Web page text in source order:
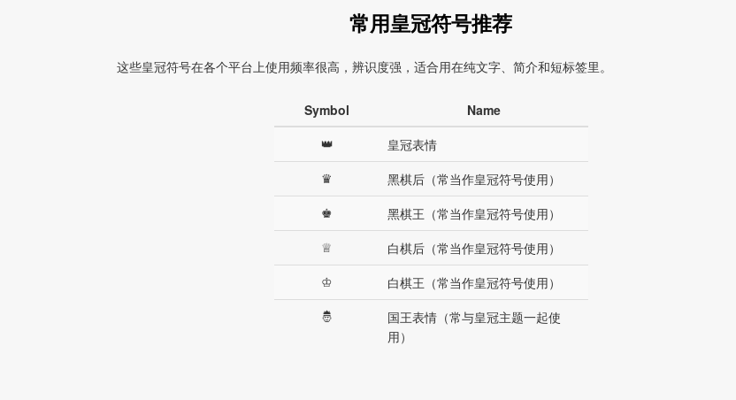
常用皇冠符号推荐
这些皇冠符号在各个平台上使用频率很高，辨识度强，适合用在纯文字、简介和短标签里。
Symbol
Name
👑
皇冠表情
♛
黑棋后（常当作皇冠符号使用）
♚
黑棋王（常当作皇冠符号使用）
♕
白棋后（常当作皇冠符号使用）
♔
白棋王（常当作皇冠符号使用）
🤴
国王表情（常与皇冠主题一起使
用）